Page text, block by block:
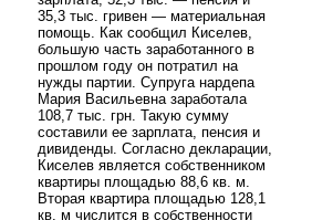
35,3 тыс. гривен — материальная
помощь. Как сообщил Киселев,
большую часть заработанного в
прошлом году он потратил на
нужды партии. Супруга нардепа
Мария Васильевна заработала
108,7 тыс. грн. Такую сумму
составили ее зарплата, пенсия и
дивиденды. Согласно декларации,
Киселев является собственником
квартиры площадью 88,6 кв. м.
Вторая квартира площадью 128,1
кв. м числится в собственности